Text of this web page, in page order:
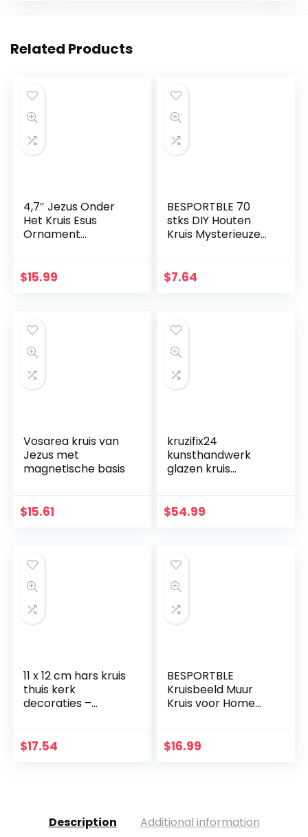
Related Products
4,7″ Jezus Onder
Het Kruis Esus
Ornament
Kerstmis
$15.99
BESPORTBLE 70
stks DIY Houten
Kruis Mysterieuze
Ornamenten Jezus
$7.64
Vosarea kruis van
Jezus met
magnetische basis
$15.61
kruzifix24
kunsthandwerk
glazen kruis
aquamarijn goud
$54.99
11 x 12 cm hars kruis
thuis kerk
decoraties –
decoratie – plank
$17.54
BESPORTBLE
Kruisbeeld Muur
Kruis voor Home
Kruisbeeld
$16.99
Description Additional information